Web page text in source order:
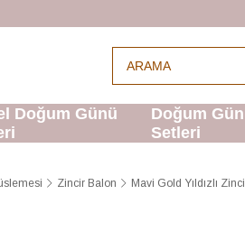
Doğum Günü
Doğum
Setleri
Zincir Balon Mavi Gold Yıldızlı